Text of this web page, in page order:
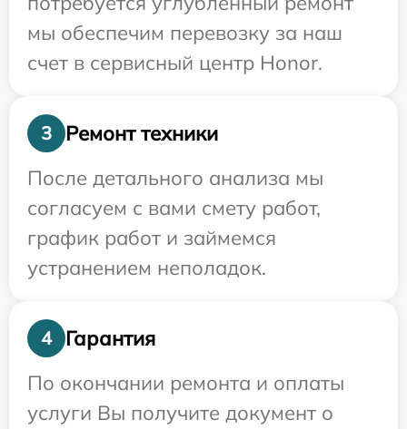
мы обеспечим перевозку за наш
счет в сервисный центр Honor.
3
Ремонт техники
После детального анализа мы
согласуем с вами смету работ,
график работ и займемся
устранением неполадок.
4
Гарантия
По окончании ремонта и оплаты
услуги Вы получите документ о